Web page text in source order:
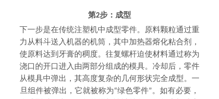
第2步：成型
下一步是在传统注塑机中成型零件。原料颗粒通过重
力从料斗送入机器的机筒，其中加热器熔化粘合剂，
使原料达到牙膏的稠度。往复螺杆迫使材料通过称为
浇口的开口进入由两部分组成的模具。冷却后，零件
从模具中弹出，其高度复杂的几何形状完全成型。一
旦组件被弹出，它就被称为“绿色零件”。如有必要，